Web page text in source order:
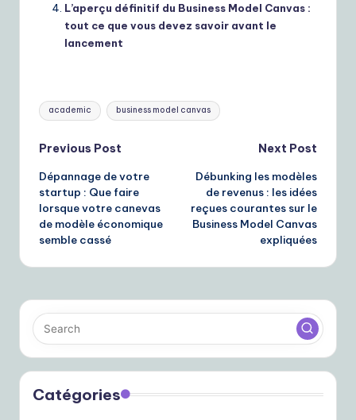
L’aperçu définitif du Business Model Canvas :
tout ce que vous devez savoir avant le
lancement
Tags:
academic business model canvas
Post
navigation
Previous Post
Dépannage de votre
startup : Que faire
lorsque votre canevas
de modèle économique
semble cassé
Next Post
Débunking les modèles
de revenus : les idées
reçues courantes sur le
Business Model Canvas
expliquées
Catégories